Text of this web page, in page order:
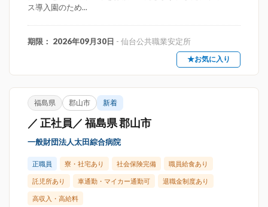
ス導入園のため...
期限： 2026年09月30日 - 仙台公共職業安定所
★お気に入り
福島県 郡山市 新着
／ 正社員／ 福島県 郡山市
一般財団法人太田綜合病院
正職員 寮・社宅あり 社会保険完備 職員給食あり
託児所あり 車通勤・マイカー通勤可 退職金制度あり
高収入・高給料